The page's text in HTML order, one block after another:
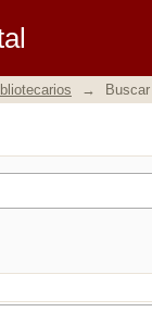
→ Buscar